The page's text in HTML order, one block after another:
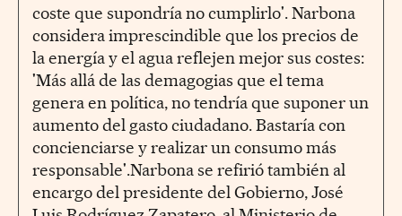
coste que supondría no cumplirlo'. Narbona
considera imprescindible que los precios de
la energía y el agua reflejen mejor sus costes:
'Más allá de las demagogias que el tema
genera en política, no tendría que suponer un
aumento del gasto ciudadano. Bastaría con
concienciarse y realizar un consumo más
responsable'.Narbona se refirió también al
encargo del presidente del Gobierno, José